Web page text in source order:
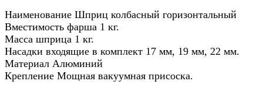
Наименование Шприц колбасный горизонтальный
Вместимость фарша 1 кг.
Масса шприца 1 кг.
Насадки входящие в комплект 17 мм, 19 мм, 22 мм.
Материал Алюминий
Крепление Мощная вакуумная присоска.